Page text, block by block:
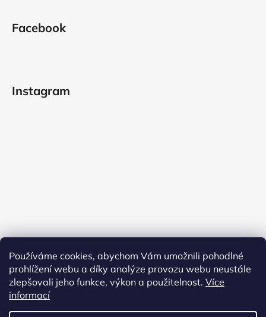
Používáme cookies, abychom Vám umožnili pohodlné
prohlížení webu a díky analýze provozu webu neustále
zlepšovali jeho funkce, výkon a použitelnost. Více
informací
Facebook
Instagram